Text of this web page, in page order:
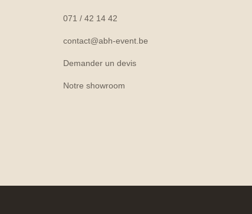
071 / 42 14 42
contact@abh-event.be
Demander un devis
Notre showroom